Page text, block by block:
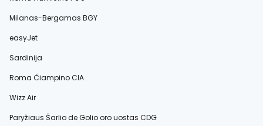
Milanas-Bergamas BGY
easyJet
Sardinija
Roma Čiampino CIA
Wizz Air
Paryžiaus Šarlio de Golio oro uostas CDG